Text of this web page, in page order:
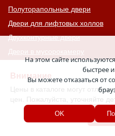
Внимание
Цены в каталоге могут
цен. Пожалуйста, уточняйте
Полуторапольные двери
Двери для лифтовых холлов
Двухконтурные двери
Двери в мусорокамеру
Двери для хозблока и сарая
Нестандартные двери
Вторые дополнительные двери
Стандартные двери
Двери престиж-класса
На этом сайте
быстрее
Вы можете отказаться от
OK